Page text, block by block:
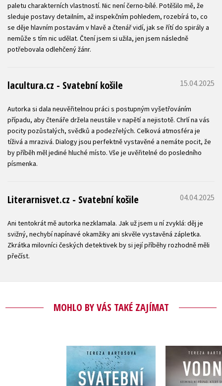
paletu charakterních vlastností. Nic není černo-bílé. Potěšilo mě, že
sleduje postavy detailním, až inspekčním pohledem, rozebírá to, co
se děje hlavním postavám v hlavě a čtenář vidí, jak se řítí do spirály a
nemůže s tím nic udělat. Čtení jsem si užila, jen jsem následně
potřebovala odlehčený žánr.
lacultura.cz - Svatební košile 15.04.2025
Autorka si dala neuvěřitelnou práci s postupným vyšetřováním
případu, aby čtenáře držela neustále v napětí a nejistotě. Chrlí na vás
pocity pozůstalých, svědků a podezřelých. Celková atmosféra je
tíživá a mrazivá. Dialogy jsou perfektně vystavěné a nemáte pocit, že
by příběh měl jediné hluché místo. Vše je uvěřitelné do posledního
písmenka.
Literarnisvet.cz - Svatební košile 04.04.2025
Ani tentokrát mě autorka nezklamala. Jak už jsem u ní zvyklá: děj je
svižný, nechybí napínavé okamžiky ani skvěle vystavěná zápletka.
Zkrátka milovníci českých detektivek by si její příběhy rozhodně měli
přečíst.
MOHLO BY VÁS TAKÉ ZAJÍMAT
Svatební košile
(audiokniha)
Tereza Bartošová
Vodník
Tereza